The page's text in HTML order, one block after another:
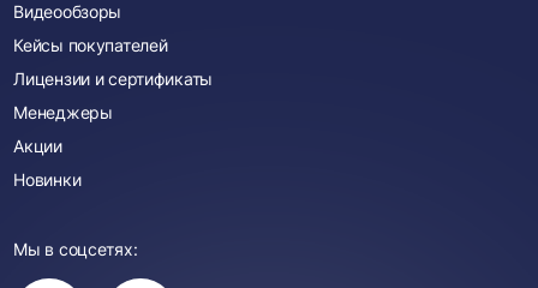
Видеообзоры
Кейсы покупателей
Лицензии и сертификаты
Менеджеры
Акции
Новинки
Мы в соцсетях: